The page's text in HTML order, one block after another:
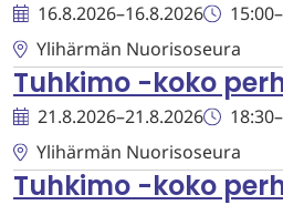
16.8.2026–16.8.2026 15:00–
Ylihärmän Nuorisoseura
Tuhkimo -koko
21.8.2026–21.8.2026 18:30–
Ylihärmän Nuorisoseura
Tuhkimo -koko